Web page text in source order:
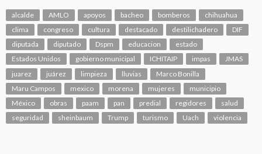
alcalde AMLO apoyos bacheo bomberos
chihuahua
clima
congreso cultura destacado destilichadero
DIF
diputada
diputado Dspm educacion
estado
Estados Unidos
gobierno municipal ICHITAIP impas
JMAS
juarez
juárez limpieza lluvias
Marco Bonilla
Maru Campos
mexico morena mujeres
municipio
México
obras paam pan predial regidores
salud
seguridad
sheinbaum Trump turismo Uach violencia